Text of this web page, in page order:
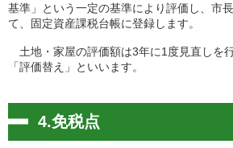
基準」という一定の基準により評価し、市
て、固定資産課税台帳に登録します。
土地・家屋の評価額は3年に1度見直しを
「評価替え」といいます。
4.免税点